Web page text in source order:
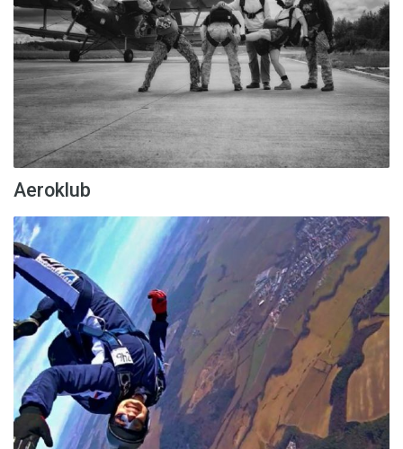
Aeroklub